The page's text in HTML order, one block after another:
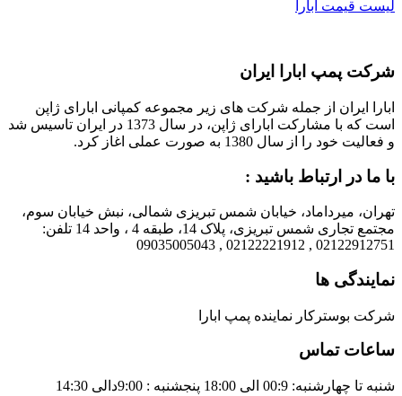
لیست قیمت ابارا
شرکت پمپ ابارا ایران
ابارا ایران از جمله شرکت های زیر مجموعه کمپانی ابارای ژاپن
است که با مشارکت ابارای ژاپن، در سال 1373 در ایران تاسیس شد
و فعالیت خود را از سال 1380 به صورت عملی اغاز کرد.
با ما در ارتباط باشید :
تهران، میرداماد، خیابان شمس تبریزی شمالی، نبش خیابان سوم،
مجتمع تجاری شمس تبریزی، پلاک 14، طبقه 4 ، واحد 14 تلفن:
02122912751 , 02122221912 , 09035005043
نمایندگی ها
شرکت بوسترکار نماینده پمپ ابارا
ساعات تماس
شنبه تا چهارشنبه: 00:9 الی 18:00 پنجشنبه : 9:00دالی 14:30